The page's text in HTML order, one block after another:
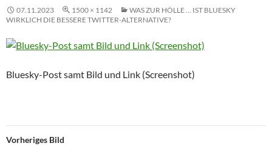
07.11.2023 1500 × 1142
WAS ZUR HÖLLE … IST BLUESKY
WIRKLICH DIE BESSERE TWITTER-ALTERNATIVE?
Bluesky-Post samt Bild und Link (Screenshot)
Vorheriges Bild